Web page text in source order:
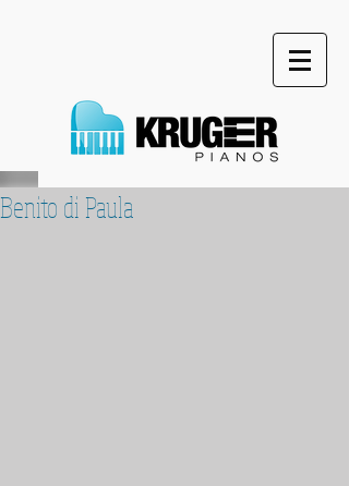
Benito di Paula